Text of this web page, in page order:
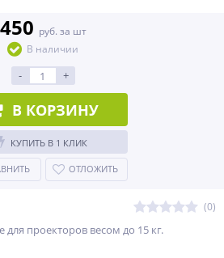
(0)
проекторов весом до 15 кг.
450 руб. за шт
В наличии
- +
В КОРЗИНУ
КУПИТЬ В 1 КЛИК
ОТЛОЖИТЬ